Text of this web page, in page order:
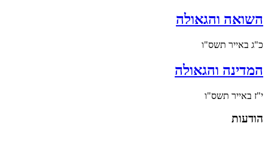
השואה והגאולה
כ"ג באייר תשס"ו
המדינה והגאולה
י"ז באייר תשס"ו
הודעות